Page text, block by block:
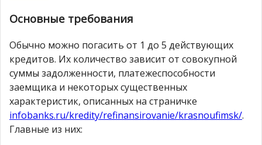
Основные требования
Обычно можно погасить от 1 до 5 действующих
кредитов. Их количество зависит от совокупной
суммы задолженности, платежеспособности
заемщика и некоторых существенных
характеристик, описанных на страничке
infobanks.ru/kredity/refinansirovanie/krasnoufimsk/.
Главные из них: